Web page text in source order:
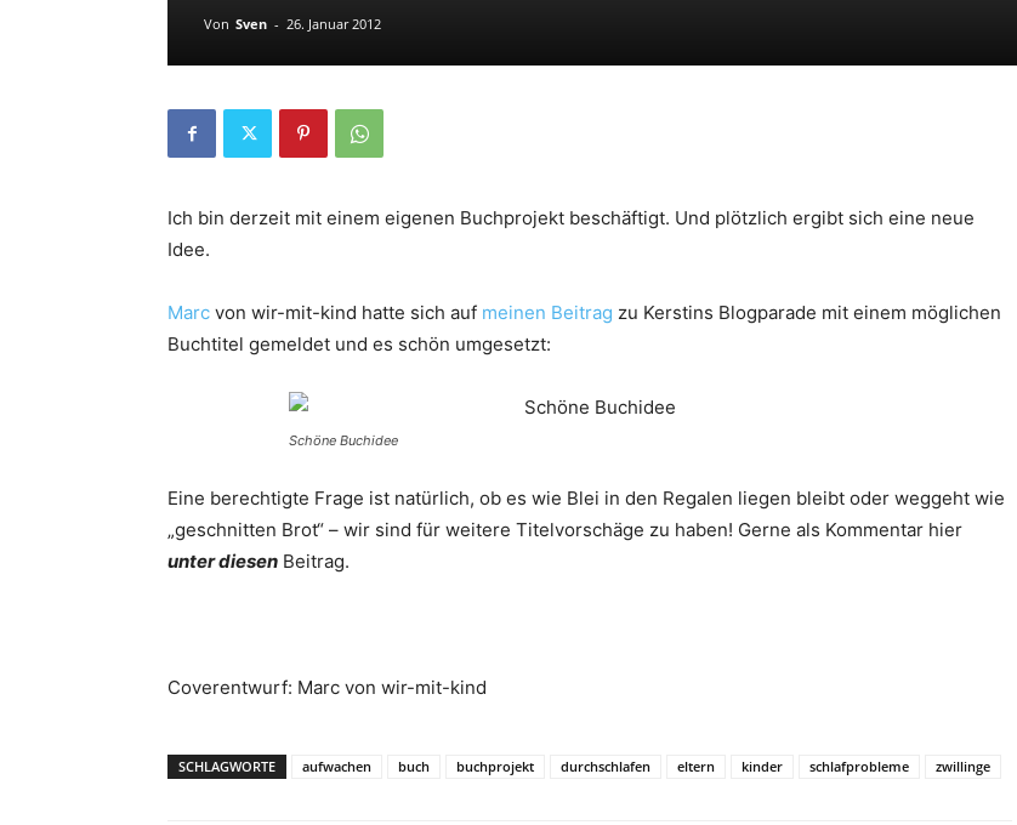
Von Sven - 26. Januar 2012
Ich bin derzeit mit einem eigenen Buchprojekt beschäftigt. Und plötzlich ergibt sich eine neue
Idee.
Marc von wir-mit-kind hatte sich auf meinen Beitrag zu Kerstins Blogparade mit einem möglichen
Buchtitel gemeldet und es schön umgesetzt:
Schöne Buchidee
Eine berechtigte Frage ist natürlich, ob es wie Blei in den Regalen liegen bleibt oder weggeht wie
„geschnitten Brot“ – wir sind für weitere Titelvorschäge zu haben! Gerne als Kommentar hier
unter diesen Beitrag.
Coverentwurf: Marc von wir-mit-kind
SCHLAGWORTE aufwachen buch buchprojekt durchschlafen eltern kinder schlafprobleme zwillinge